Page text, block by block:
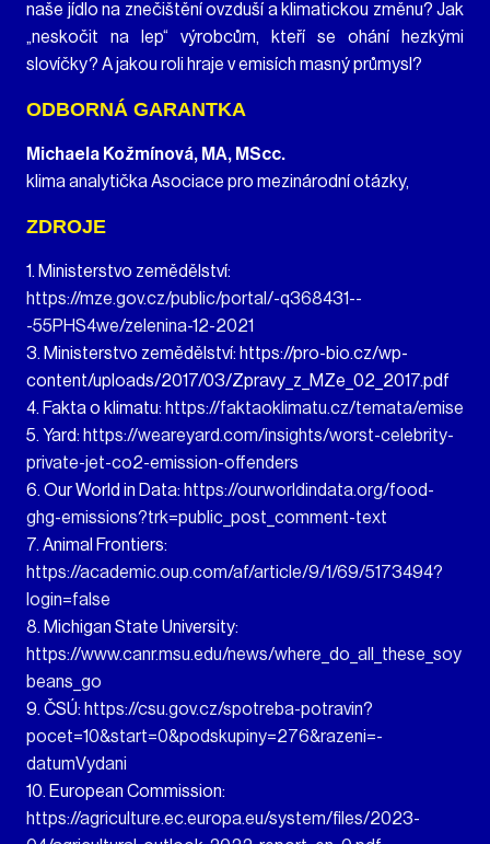
naše jídlo na znečištění ovzduší a klimatickou změnu? Jak
„neskočit na lep“ výrobcům, kteří se ohání hezkými
slovíčky? A jakou roli hraje v emisích masný průmysl?
ODBORNÁ GARANTKA
Michaela Kožmínová, MA, MScc.
klima analytička Asociace pro mezinárodní otázky,
ZDROJE
1. Ministerstvo zemědělství:
https://mze.gov.cz/public/portal/-q368431--
-55PHS4we/zelenina-12-2021
3. Ministerstvo zemědělství: https://pro-bio.cz/wp-
content/uploads/2017/03/Zpravy_z_MZe_02_2017.pdf
4. Fakta o klimatu: https://faktaoklimatu.cz/temata/emise
5. Yard: https://weareyard.com/insights/worst-celebrity-
private-jet-co2-emission-offenders
6. Our World in Data: https://ourworldindata.org/food-
ghg-emissions?trk=public_post_comment-text
7. Animal Frontiers:
https://academic.oup.com/af/article/9/1/69/5173494?
login=false
8. Michigan State University:
https://www.canr.msu.edu/news/where_do_all_these_soy
beans_go
9. ČSÚ: https://csu.gov.cz/spotreba-potravin?
pocet=10&start=0&podskupiny=276&razeni=-
datumVydani
10. European Commission:
https://agriculture.ec.europa.eu/system/files/2023-